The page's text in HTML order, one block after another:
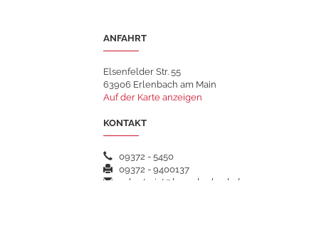
ANFAHRT
Elsenfelder Str. 55
63906 Erlenbach am Main
Auf der Karte anzeigen
KONTAKT
09372 - 5450
09372 - 9400137
sekretariat@hsgerlenbach.de